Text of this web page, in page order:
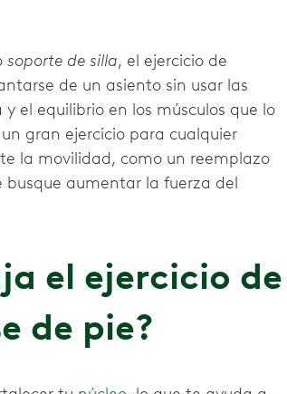
soporte de silla, el ejercicio de
de un asiento sin usar las
el equilibrio en los músculos que lo
gran ejercicio para cualquier
la movilidad, como un reemplazo
busque aumentar la fuerza del
el ejercicio de
de pie?